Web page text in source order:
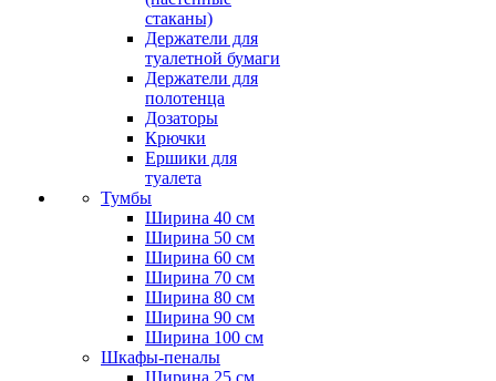
стаканы)
Держатели для
туалетной бумаги
Держатели для
полотенца
Дозаторы
Крючки
Ершики для
туалета
Тумбы
Ширина 40 см
Ширина 50 см
Ширина 60 см
Ширина 70 см
Ширина 80 см
Ширина 90 см
Ширина 100 см
Шкафы-пеналы
Ширина 25 см